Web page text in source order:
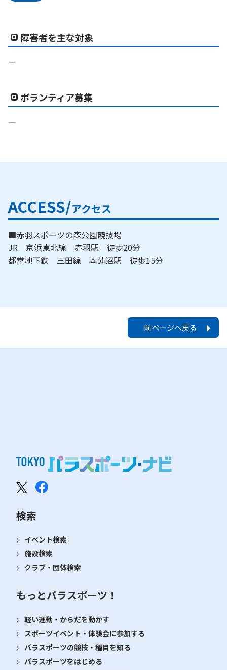
障害者を主な対象
―
ボランティア募集
―
ACCESS/アクセス
■赤羽スポーツの森公園競技場
JR 京浜東北線 赤羽駅 徒歩20分
都営地下鉄 三田線 本蓮沼駅 徒歩15分
前ページへ戻る
検索
イベント検索
施設検索
クラブ・団体検索
もっとパラスポーツ！
軽い運動・からだを動かす
スポーツイベント・体験会に参加する
パラスポーツの競技・種目を知る
パラスポーツをはじめる